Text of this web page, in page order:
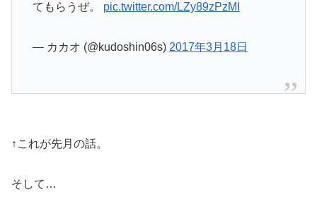
てもらうぜ。 pic.twitter.com/LZy89zPzMI
— カカオ (@kudoshin06s) 2017年3月18日
↑これが先月の話。
そして…